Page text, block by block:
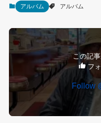
アルバム アルバム
この記
フ
Follow